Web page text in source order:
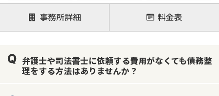
個人再生
時効援用
過払い金返還請求
会社破産・法人破産
住宅ローン
事務所詳細 料金表
弁護士や司法書士に依頼する費用がなくても債務整
理をする方法はありませんか？